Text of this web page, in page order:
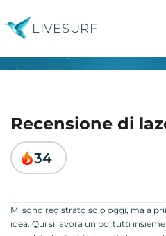
LIVESURF
Recensione di
34
Mi sono registrato solo oggi, ma a
idea. Qui si lavora un po' tutti